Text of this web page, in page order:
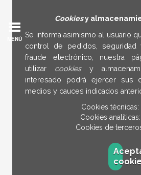
Cookiesy
Se informa asimismo al usuario
control de pedidos, seguridad
fraude electrónico, nuestra
utilizar cookies y
interesado podrá ejercer sus
medios y cauces indicados
Cookies técnicas:
Cookies analíticas:
Cookies de
MENÚ